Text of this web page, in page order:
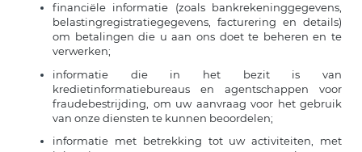
financiële informatie (zoals bankrekeninggegevens,
belastingregistratiegegevens, facturering en details)
om betalingen die u aan ons doet te beheren en te
verwerken;
informatie die in het bezit is van
kredietinformatiebureaus en agentschappen voor
fraudebestrijding, om uw aanvraag voor het gebruik
van onze diensten te kunnen beoordelen;
informatie met betrekking tot uw activiteiten, met